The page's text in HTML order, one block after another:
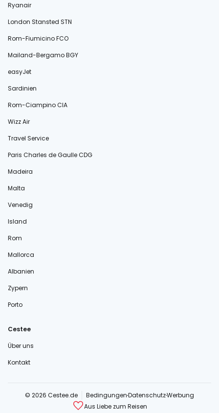
Ryanair
London Stansted STN
Rom-Fiumicino FCO
Mailand-Bergamo BGY
easyJet
Sardinien
Rom-Ciampino CIA
Wizz Air
Travel Service
Paris Charles de Gaulle CDG
Madeira
Malta
Venedig
Island
Rom
Mallorca
Albanien
Zypern
Porto
Cestee
Über uns
Kontakt
© 2026 Cestee.de BedingungenDatenschutzWerbung
Aus Liebe zum Reisen